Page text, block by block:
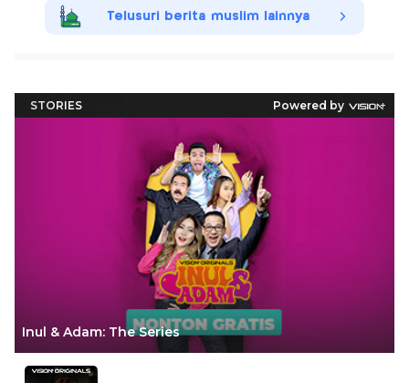
Telusuri berita muslim lainnya